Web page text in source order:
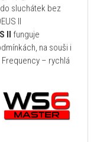
sluchátek bez
II
II funguje
na souši i
– rychlá